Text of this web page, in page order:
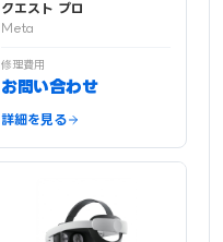
クエスト プロ
Meta
修理費用
お問い合わせ
詳細を見る